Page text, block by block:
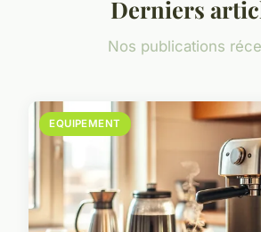
Derniers
Nos publications
EQUIPEMENT